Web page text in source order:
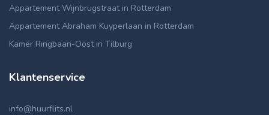
Appartement Wijnbrugstraat in Rotterdam
Appartement Abraham Kuyperlaan in Rotterdam
Kamer Ringbaan-Oost in Tilburg
Klantenservice
info@huurflits.nl